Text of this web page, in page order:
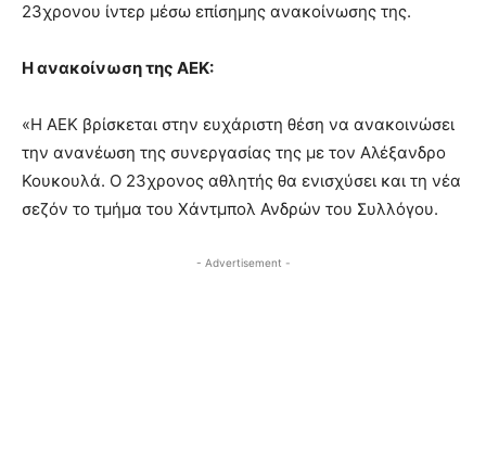
23χρονου ίντερ μέσω επίσημης ανακοίνωσης της.
Η ανακοίνωση της ΑΕΚ:
«Η ΑΕΚ βρίσκεται στην ευχάριστη θέση να ανακοινώσει
την ανανέωση της συνεργασίας της με τον Αλέξανδρο
Κουκουλά. Ο 23χρονος αθλητής θα ενισχύσει και τη νέα
σεζόν το τμήμα του Χάντμπολ Ανδρών του Συλλόγου.
- Advertisement -